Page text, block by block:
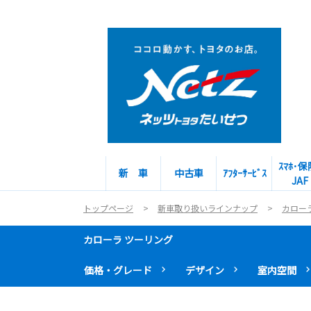
新 車 中古車 ｱﾌﾀｰｻｰﾋﾞｽ
ｽﾏﾎ･保
JAF
トップページ 新車取り扱いラインナップ カロー
カローラ ツーリング
価格・グレード デザイン 室内空間